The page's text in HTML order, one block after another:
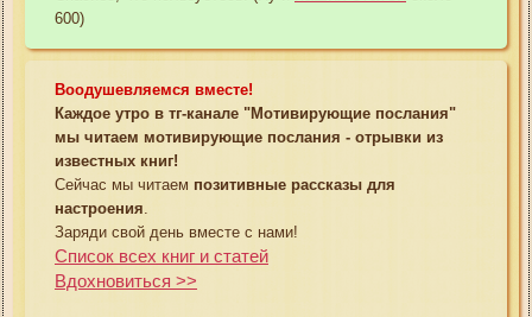
600)
Воодушевляемся вместе!
Каждое утро в тг-канале "Мотивирующие послания"
мы читаем мотивирующие послания - отрывки из
известных книг!
Сейчас мы читаем позитивные рассказы для
настроения
Заряди свой день вместе с нами!
Список всех книг и статей
Вдохновиться >>